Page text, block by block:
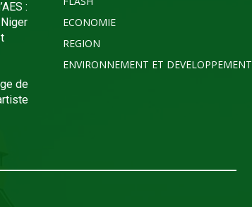
:
de
ECONOMIE
REGION
ENVIRONNEMENT ET DEVELOPPEMENT